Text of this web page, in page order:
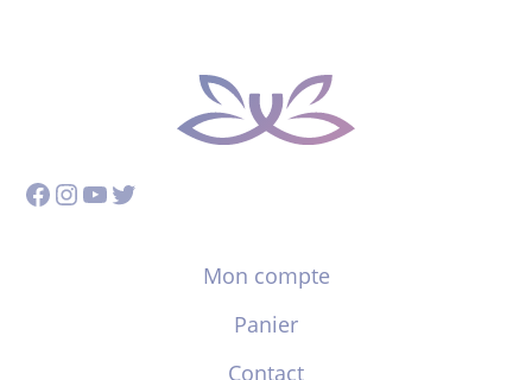
Facebook
Instagram
YouTube
Twitter
Mon compte
Panier
Contact